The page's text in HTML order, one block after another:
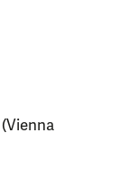
(Vienna